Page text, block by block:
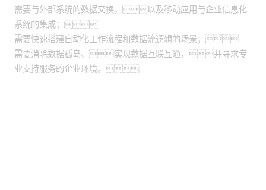
需要与外部系统的数据交换，以及移动应用与企业信息化
系统的集成；
需要快速搭建自动化工作流程和数据流逻辑的场景；
需要消除数据孤岛、实现数据互联互通，并寻求专
业支持服务的企业环境。